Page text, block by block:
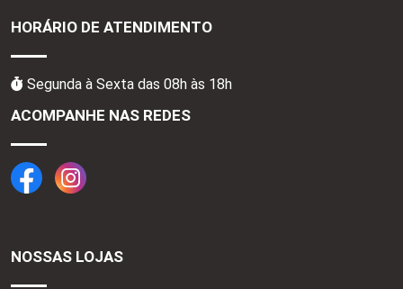
HORÁRIO DE ATENDIMENTO
Segunda à Sexta das 08h às 18h
ACOMPANHE NAS REDES
NOSSAS LOJAS